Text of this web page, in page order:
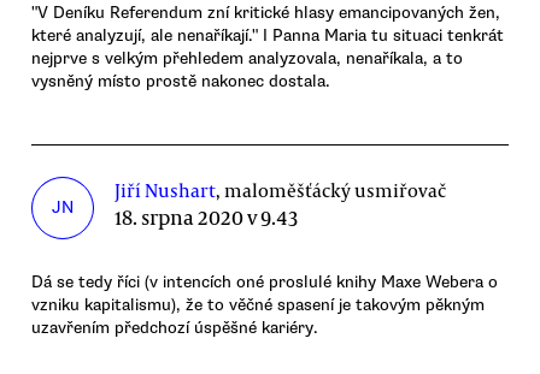
"V Deníku Referendum zní kritické hlasy emancipovaných žen,
které analyzují, ale nenaříkají." I Panna Maria tu situaci tenkrát
nejprve s velkým přehledem analyzovala, nenaříkala, a to
vysněný místo prostě nakonec dostala.
JN
Jiří Nushart, maloměšťácký usmiřovač
18. srpna 2020 v 9.43
Dá se tedy říci (v intencích oné proslulé knihy Maxe Webera o
vzniku kapitalismu), že to věčné spasení je takovým pěkným
uzavřením předchozí úspěšné kariéry.